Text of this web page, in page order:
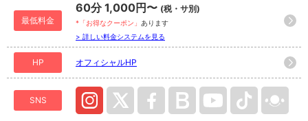
最低料金
60分 1,000円〜 (税・サ別)
*「お得なクーポン」 あります
> 詳しい料金システムを見る
HP オフィシャルHP
SNS